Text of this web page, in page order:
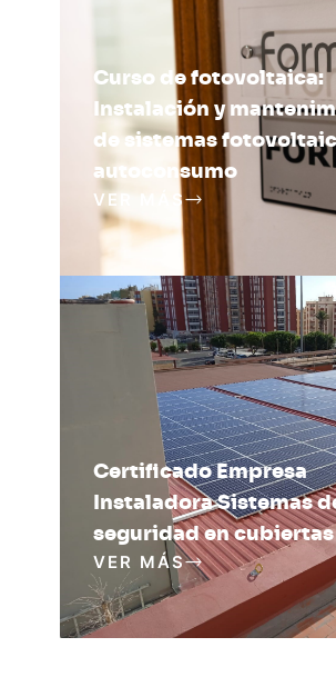
Curso de fotovoltaica:
Instalación y
de sistemas
autoconsumo
VER MÁS
Certificado Empresa
Instaladora Sistemas
seguridad en cubiertas
VER MÁS